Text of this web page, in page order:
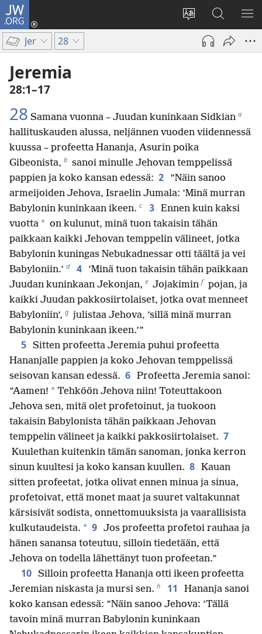
JW.ORG
Vaihda
sivuston
kieli
Kirjaudu
(avaa
ikkunan)
Hae
JW.ORG-
sivustolta
Jer 28
Jeremia
28:1–17
28 Samana vuonna – Juudan kuninkaan Sidkian a
hallituskauden alussa, neljännen vuoden viidennessä
kuussa – profeetta Hananja, Asurin poika
Gibeonista, b sanoi minulle Jehovan temppelissä
pappien ja koko kansan edessä: 2
”Näin sanoo
armeijoiden Jehova, Israelin Jumala: ’Minä murran
Babylonin kuninkaan ikeen. c 3 Ennen kuin kaksi
vuotta * on kulunut, minä tuon takaisin tähän
paikkaan kaikki Jehovan temppelin välineet, jotka
Babylonin kuningas Nebukadnessar otti täältä ja vei
Babyloniin.’ d 4
’Minä tuon takaisin tähän paikkaan
Juudan kuninkaan Jekonjan, e Jojakimin f pojan, ja
kaikki Juudan pakkosiirtolaiset, jotka ovat menneet
Babyloniin’, g julistaa Jehova, ’sillä minä murran
Babylonin kuninkaan ikeen.’”
5 Sitten profeetta Jeremia puhui profeetta
Hananjalle pappien ja koko Jehovan temppelissä
seisovan kansan edessä. 6 Profeetta Jeremia sanoi:
”Aamen! * Tehköön Jehova niin! Toteuttakoon
Jehova sen, mitä olet profetoinut, ja tuokoon
takaisin Babylonista tähän paikkaan Jehovan
temppelin välineet ja kaikki pakkosiirtolaiset. 7
Kuulethan kuitenkin tämän sanoman, jonka kerron
sinun kuultesi ja koko kansan kuullen. 8 Kauan
sitten profeetat, jotka olivat ennen minua ja sinua,
profetoivat, että monet maat ja suuret valtakunnat
kärsisivät sodista, onnettomuuksista ja vaarallisista
kulkutaudeista. * 9 Jos profeetta profetoi rauhaa ja
hänen sanansa toteutuu, silloin tiedetään, että
Jehova on todella lähettänyt tuon profeetan.”
10 Silloin profeetta Hananja otti ikeen profeetta
Jeremian niskasta ja mursi sen. h 11
Hananja sanoi
koko kansan edessä: ”Näin sanoo Jehova: ’Tällä
tavoin minä murran Babylonin kuninkaan